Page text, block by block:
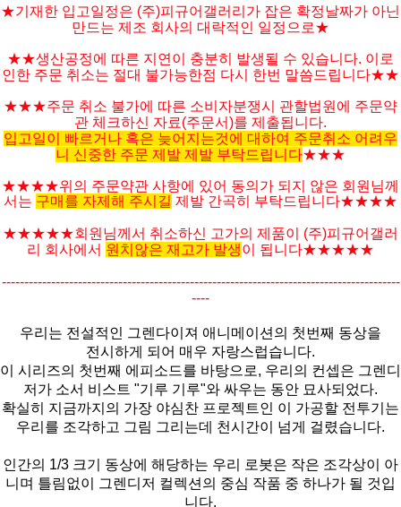
★기재한 입고일정은 (주)피규어갤러리가 잡은 확정날짜가 아닌
만드는 제조 회사의 대락적인 일정으로★
★★생산공정에 따른 지연이 충분히 발생될 수 있습니다. 이로
인한 주문 취소는 절대 불가능한점 다시 한번 말씀드립니다★★
★★★주문 취소 불가에 따른 소비자분쟁시 관할법원에 주문약
관 체크하신 자료(주문서)를 제출됩니다.
입고일이 빠르거나 혹은 늦어지는것에 대하여 주문취소 어려우
니 신중한 주문 제발 제발 부탁드립니다★★★
★★★★위의 주문약관 사항에 있어 동의가 되지 않은 회원님께
서는 구매를 자제해 주시길 제발 간곡히 부탁드립니다★★★★
★★★★★회원님께서 취소하신 고가의 제품이 (주)피규어갤러
리 회사에서 원치않은 재고가 발생이 됩니다★★★★★
-----------------------------------------------------------------------------------------
----
우리는 전설적인 그렌다이져 애니메이션의 첫번째 동상을
전시하게 되어 매우 자랑스럽습니다.
이 시리즈의 첫번째 에피소드를 바탕으로, 우리의 컨셉은 그렌디
저가 소서 비스트 "기루 기루"와 싸우는 동안 묘사되었다.
확실히 지금까지의 가장 야심찬 프로젝트인 이 가공할 전투기는
우리를 조각하고 그림 그리는데 천시간이 넘게 걸렸습니다.
인간의 1/3 크기 동상에 해당하는 우리 로봇은 작은 조각상이 아
니며 틀림없이 그렌디저 컬렉션의 중심 작품 중 하나가 될 것입
니다.